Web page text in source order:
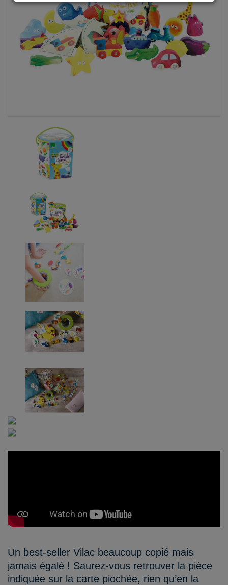
Un best-seller Vilac beaucoup copié mais
jamais égalé ! Saurez-vous retrouver la pièce
indiquée sur la carte piochée, rien qu’en la